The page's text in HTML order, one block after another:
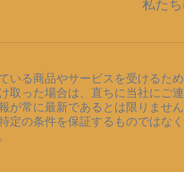
私た
いる商品やサービスを受けるた
取った場合は、直ちに当社にご
が常に最新であるとは限りませ
定の条件を保証するものではな